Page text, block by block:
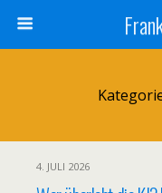
4. JULI 2026